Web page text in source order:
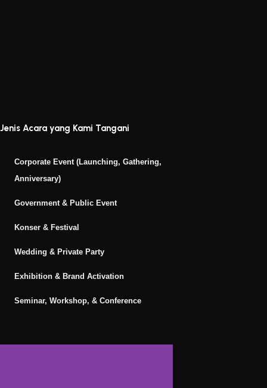
Jenis Acara yang Kami Tangani
Corporate Event (Launching, Gathering,
Anniversary)
Government & Public Event
Konser & Festival
Wedding & Private Party
Exhibition & Brand Activation
Seminar, Workshop, & Conference